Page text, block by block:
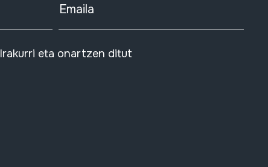
Emaila
Irakurri eta onartzen ditut